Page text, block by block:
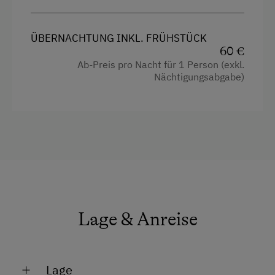
ÜBERNACHTUNG INKL. FRÜHSTÜCK
60 €
Ab-Preis pro Nacht für 1 Person (exkl.
Nächtigungsabgabe)
Lage & Anreise
Lage